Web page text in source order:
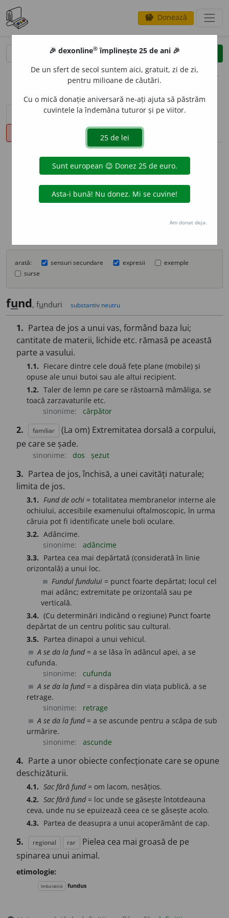
savings Donează
clear
opțiuni
sinteza definițiilor (1) definiții (41)
declinări
info
Aceste definiții sunt compilate de
echipa dexonline. Definițiile
originale se află pe filadefiniții.
Puteți reordona filele pe pagina de
arată: sensuri secundare expresii
exemple
surse
fund, funduri substantiv neutru
1. Partea de jos a unui vas, formând baza lui;
cantitate de materii, lichide etc. rămasă pe această
parte a vasului.
1.1. Fiecare dintre cele două fețe plane (mobile) și
opuse ale unui butoi sau ale altui recipient.
1.2. Taler de lemn pe care se răstoarnă mămăliga, se
toacă zarzavaturile etc.
sinonime:
cârpător
2. familiar
(La om) Extremitatea dorsală a corpului,
pe care se șade.
sinonime: dos șezut
3. Partea de jos, închisă, a unei cavități naturale;
limita de jos.
3.1. Fund de ochi = totalitatea membranelor interne ale
ochiului, accesibile examenului oftalmoscopic, în urma
căruia pot fi identificate unele boli oculare.
3.2. Adâncime.
sinonime:
adâncime
3.3. Partea cea mai depărtată (considerată în linie
orizontală) a unui loc.
Fundul fundului = punct foarte depărtat; locul cel
mai adânc; extremitate pe orizontală sau pe
verticală.
3.4. (Cu determinări indicând o regiune) Punct foarte
depărtat de un centru politic sau cultural.
3.5. Partea dinapoi a unui vehicul.
A se da la fund= a se lăsa în adâncul apei, a se
cufunda.
sinonime:
cufunda
A se da la fund= a dispărea din viața publică, a se
retrage.
sinonime:
retrage
A se da la fund= a se ascunde pentru a scăpa de sub
urmărire.
sinonime:
ascunde
4. Parte a unor obiecte confecționate care se opune
deschizăturii.
4.1. Sac fără fund= om lacom, nesățios.
4.2. Sac fără fund= loc unde se găsește întotdeauna
ceva, unde nu se epuizează ceea ce se găsește acolo.
4.3. Partea de deasupra a unui acoperământ de cap.
5. regional rar
Pielea cea mai groasă de pe
spinarea unui animal.
etimologie:
limba latină fundus
🎉 dexonline® împlinește 25 de ani 🎉
De un sfert de secol suntem aici, gratuit, zi de zi,
pentru milioane de căutări.
Cu o mică donație aniversară ne-ați ajuta să păstrăm
cuvintele la îndemâna tuturor și pe viitor.
Am donat deja.